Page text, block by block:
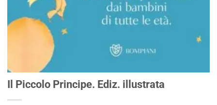
Il Piccolo Principe. Ediz. illustrata